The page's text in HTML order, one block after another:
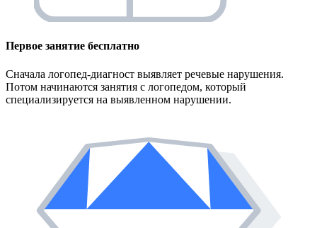
Первое занятие бесплатно
Сначала логопед-диагност выявляет речевые нарушения.
Потом начинаются занятия с логопедом, который
специализируется на выявленном нарушении.